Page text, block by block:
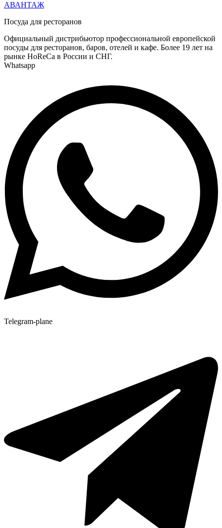
АВАНТАЖ
Посуда для ресторанов
Официальный дистрибьютор профессиональной европейской
посуды для ресторанов, баров, отелей и кафе. Более 19 лет на
рынке HoReCa в России и СНГ.
Whatsapp
Telegram-plane